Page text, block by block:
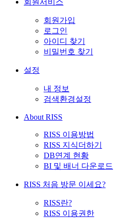
회원서비스
회원가입
로그인
아이디 찾기
비밀번호 찾기
설정
내 정보
검색환경설정
About RISS
RISS 이용방법
RISS 지식더하기
DB연계 현황
BI 및 배너 다운로드
RISS 처음 방문 이세요?
RISS란?
RISS 이용권한